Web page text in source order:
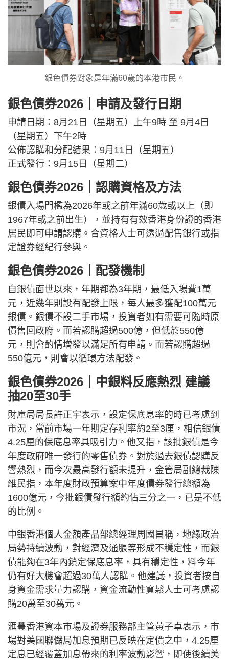
銀色債券對象是年滿60歲的本港市民。
銀色債券2026｜申請及發行日期
申請日期：8月21日（星期五）上午9時 至 9月4日
（星期五）下午2時
公佈認購和分配結果：9月11日（星期五）
正式發行：9月15日（星期二）
銀色債券2026｜認購資格及方法
銀債入場門檻為2026年或之前年滿60歲或以上（即
1967年或之前出生），並持有有效香港身份證的香港
居民即可申請認購。合資格人士可透過配售銀行或指
定證券經紀行參與。
銀色債券2026｜配發機制
自銀債面世以來，年期都為3年期，最低入場費1萬
元，近幾年則設有配發上限，每人最多獲配100萬元
銀債。銀債不設二手市場，投資者如有需要可隨時原
價售回政府。而若認購超過500億，但低於550億
元，則會酌情增發以滿足所有申請。而若認購超過
550億元，則會以循環方法配發。
銀色債券2026｜中銀料反應熱烈 建議
抽20至30手
財庫局局長許正宇表示，設定保底息率的時已考慮到
市況，當前市場一年期定存利率約2至3厘，相信銀債
4.25厘的保底息率具吸引力。他又指，該批銀債是今
年度政府唯一發行的零售債券。對於過去銀債認購反
響熱烈，而今次最高發行額未提升，金管局副總裁陳
維民指，本年度財政預算案中年度債券發行總額為
1600億元，今批銀債發行額約佔三分之一，已是不低
的比例。
中銀香港個人金額產品部總經理周國昌稱，地緣政治
局勢持續波動，對經濟及通脹等形成不穩定性，而銀
債能夠在3年內鎖定保底息率，具有穩定性，料今年
仍有好大機會超過30萬人認購。他建議，投資者按自
身資金需求量力認購，資金流動性寬鬆人士可考慮認
購20萬至30萬元。
滙豐香港資本市場及證券服務部主管黃子卓表示，市
場對美國聯儲局加息預期已反映在定價之中，4.25厘
定息已經覆蓋加息帶來的利率波動影響，即使後續美